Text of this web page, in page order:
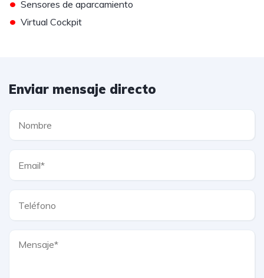
Sensores de aparcamiento
• Virtual Cockpit
Enviar mensaje directo